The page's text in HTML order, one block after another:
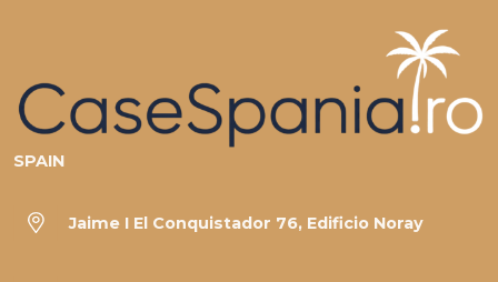
SPAIN
Jaime I El Conquistador 76, Edificio Noray